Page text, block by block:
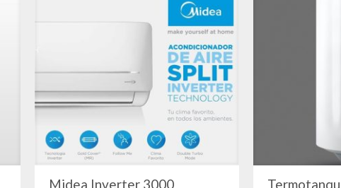
Midea Inverter 3000